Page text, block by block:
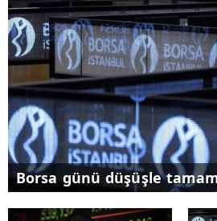
Borsa günü düşüşle